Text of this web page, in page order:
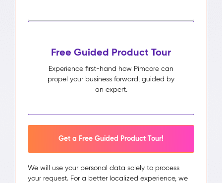
Free Guided Product Tour
Experience first-hand how Pimcore can
propel your business forward, guided by
an expert.
Get a Free Guided Product Tour!
We will use your personal data solely to process
your request. For a better localized experience, we